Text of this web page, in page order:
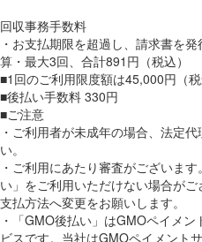
回収事務手数料
・お支払期限を超過し、請求書を
算・最大3回、合計891円（税込）
■1回のご利用限度額は45,000円（税
■後払い手数料 330円
■ご注意
・ご利用者が未成年の場合、法定
い。
・ご利用にあたり審査がございま
い」をご利用いただけない場合が
支払方法へ変更をお願いします。
・「GMO後払い」はGMOペイメ
ビスです。当社はGMOペイメント